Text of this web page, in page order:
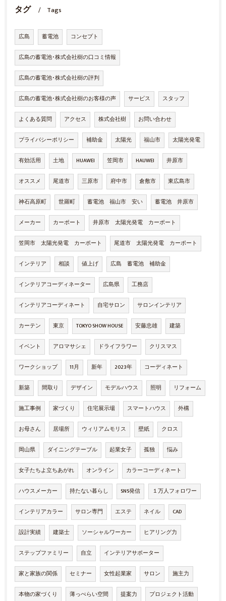
タグ Tags
広島 蓄電池 コンセプト
広島の蓄電池･株式会社樹の口コミ情報
広島の蓄電池･株式会社樹の評判
広島の蓄電池･株式会社樹のお客様の声 サービス スタッフ
よくある質問 アクセス 株式会社樹 お問い合わせ
プライバシーポリシー 補助金 太陽光 福山市 太陽光発電
有効活用 土地 HUAWEI 笠岡市 HAUWEI 井原市
オススメ 尾道市 三原市 府中市 倉敷市 東広島市
神石高原町 世羅町 蓄電池 福山市 安い 蓄電池 井原市
メーカー カーポート 井原市 太陽光発電 カーポート
笠岡市 太陽光発電 カーポート 尾道市 太陽光発電 カーポート
インテリア 相談 値上げ 広島 蓄電池 補助金
インテリアコーディネーター 広島県 工務店
インテリアコーディネート 自宅サロン サロンインテリア
カーテン 東京 TOKYO SHOW HOUSE 安藤忠雄 建築
イベント アロマサシェ ドライフラワー クリスマス
ワークショップ 11月 新年 2023年 コーディネート
新築 間取り デザイン モデルハウス 照明 リフォーム
施工事例 家づくり 住宅展示場 スマートハウス 外構
お母さん 居場所 ウィリアムモリス 壁紙 クロス
岡山県 ダイニングテーブル 起業女子 孤独 悩み
女子たちよ立ちあがれ オンライン カラーコーディネート
ハウスメーカー 持たない暮らし SNS発信 １万人フォロワー
インテリアカラー サロン専門 エステ ネイル CAD
設計実績 建築士 ソーシャルワーカー ヒアリング力
ステップファミリー 自立 インテリアサポーター
家と家族の関係 セミナー 女性起業家 サロン 施主力
本物の家づくり 薄っぺらい空間 提案力 プロジェクト活動